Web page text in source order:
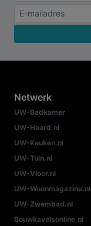
Netwerk
UW-Badkamer
UW-Haard.nl
UW-Keuken.nl
UW-Tuin.nl
UW-Vloer.nl
UW-Woonmagazine.nl
UW-Zwembad.nl
Bouwkavelsonline.nl